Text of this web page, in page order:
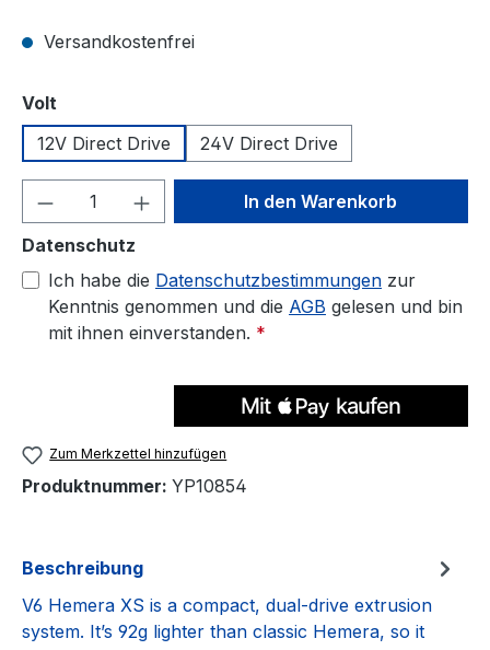
Versandkostenfrei
Volt
12V Direct Drive
24V Direct Drive
Produkt Anzahl: Gib denIn den Warenkorb
Datenschutz
Ich habe die Datenschutzbestimmungen zur
Kenntnis genommen und die AGB gelesen und bin
mit ihnen einverstanden. *
Zum Merkzettel hinzufügen
Produktnummer: YP10854
Beschreibung
V6 Hemera XS is a compact, dual-drive extrusion
system. It’s 92g lighter than classic Hemera, so it